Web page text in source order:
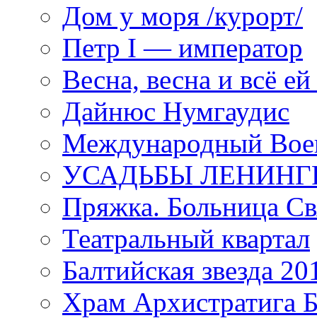
Дом у моря /курорт/
Петр I — император
Весна, весна и всё
Дайнюс Нумгаудис
Международный
УСАДЬБЫ
Пряжка. Больница
Театральный квартал
Балтийская звезда
Храм